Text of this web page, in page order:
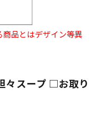
品とはデザイン等異
々スープ □お取り